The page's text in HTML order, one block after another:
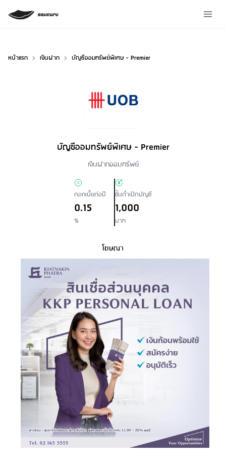
หน้าแรก เงินฝาก บัญชีออมทรัพย์พิเศษ - Premier
บัญชีออมทรัพย์พิเศษ - Premier
เงินฝากออมทรัพย์
ดอกเบี้ยต่อปี
0.15
%
ขั้นต่ำเปิดบัญชี
1,000
บาท
โฆษณา